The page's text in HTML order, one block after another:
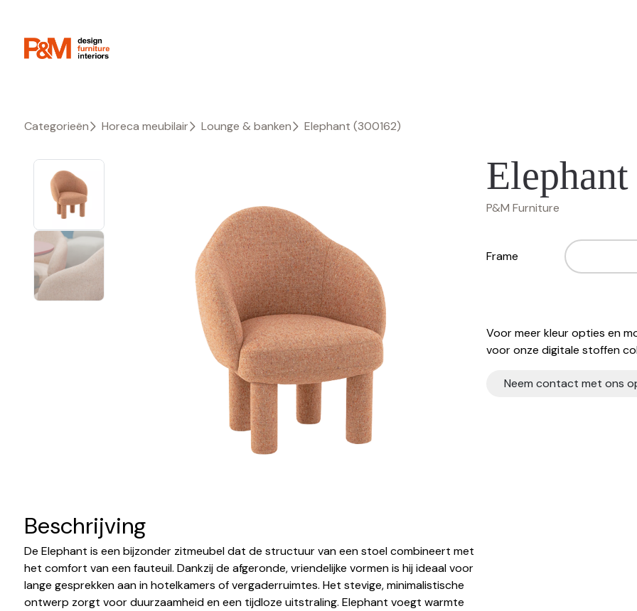
Categorieën Horeca meubilair Lounge & banken Elephant (300162)
Elephant
P&M Furniture
Frame
Voor meer kleur opties en
voor onze digitale stoffen
Neem contact met ons
Beschrijving
De Elephant is een bijzonder zitmeubel dat de structuur van een stoel combineert met
het comfort van een fauteuil. Dankzij de afgeronde, vriendelijke vormen is hij ideaal voor
lange gesprekken aan in hotelkamers of vergaderruimtes. Het stevige, minimalistische
ontwerp zorgt voor duurzaamheid en een tijdloze uitstraling. Elephant voegt warmte